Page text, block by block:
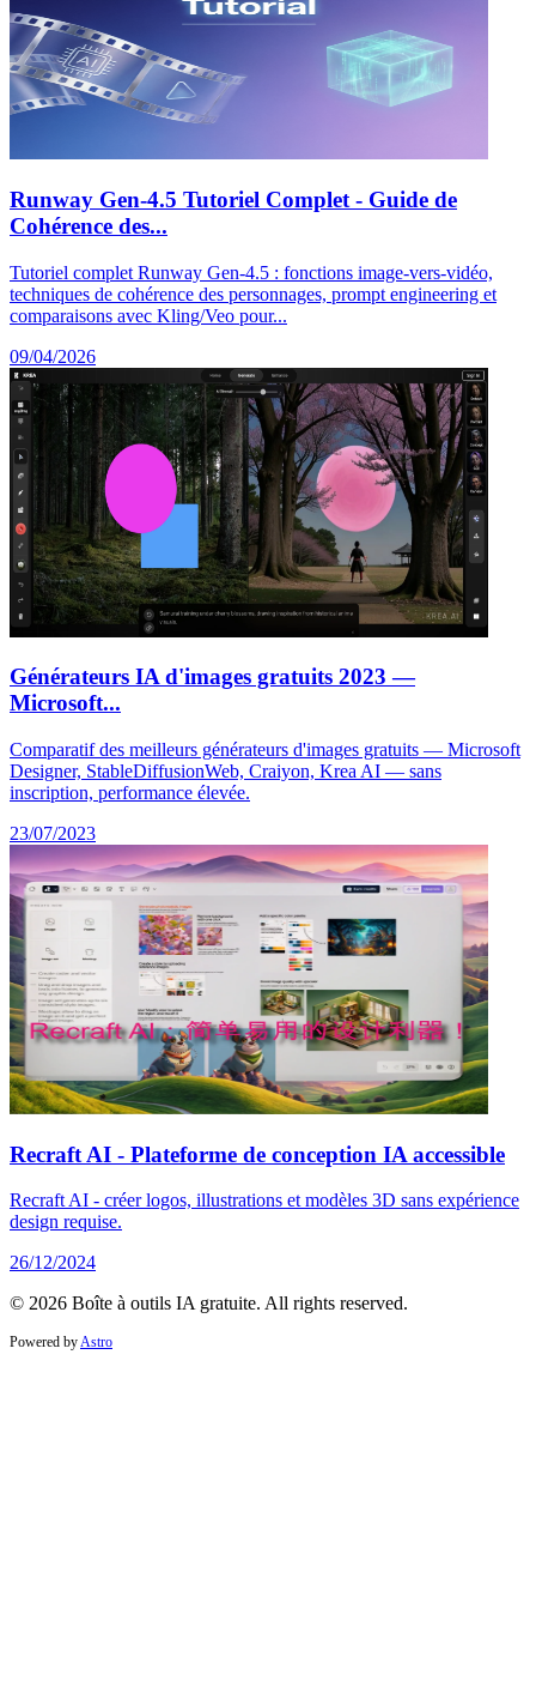
Runway Gen-4.5 Tutoriel Complet - Guide de
Cohérence des...
Tutoriel complet Runway Gen-4.5 : fonctions image-vers-vidéo,
techniques de cohérence des personnages, prompt engineering et
comparaisons avec Kling/Veo pour...
09/04/2026
Générateurs IA d'images gratuits 2023 —
Microsoft...
Comparatif des meilleurs générateurs d'images gratuits — Microsoft
Designer, StableDiffusionWeb, Craiyon, Krea AI — sans
inscription, performance élevée.
23/07/2023
Recraft AI - Plateforme de conception IA accessible
Recraft AI - créer logos, illustrations et modèles 3D sans expérience
design requise.
26/12/2024
© 2026 Boîte à outils IA gratuite. All rights reserved.
Powered byAstro